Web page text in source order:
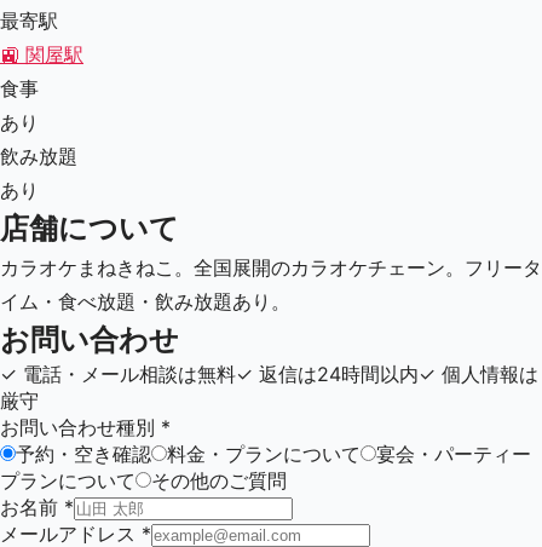
最寄駅
🚉 関屋駅
食事
あり
飲み放題
あり
店舗について
カラオケまねきねこ。全国展開のカラオケチェーン。フリータ
イム・食べ放題・飲み放題あり。
お問い合わせ
✓ 電話・メール相談は無料✓ 返信は24時間以内✓ 個人情報は
厳守
お問い合わせ種別 *
予約・空き確認
料金・プランについて
宴会・パーティー
プランについて
その他のご質問
お名前 *
メールアドレス *